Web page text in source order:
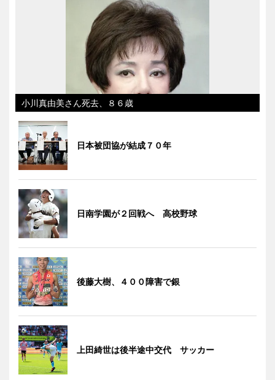
小川真由美さん死去、８６歳
日本被団協が結成７０年
日南学園が２回戦へ 高校野球
後藤大樹、４００障害で銀
上田綺世は後半途中交代 サッカー